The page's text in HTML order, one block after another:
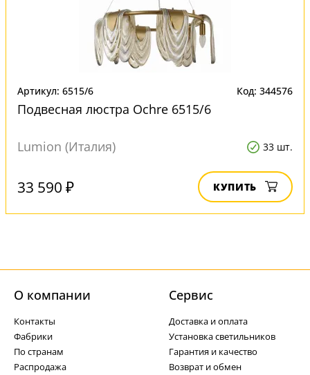
Артикул: 6515/6 Код: 344576
Подвесная люстра Ochre 6515/6
Lumion (Италия) 33 шт.
33 590 ₽ КУПИТЬ
О компании
Контакты
Фабрики
По странам
Распродажа
Cервис
Доставка и оплата
Установка светильников
Гарантия и качество
Возврат и обмен